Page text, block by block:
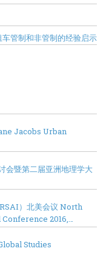
管制和非管制的经验启示
Jacobs Urban
会暨第二届亚洲地理学大
）北美会议 North
2016,
Studies